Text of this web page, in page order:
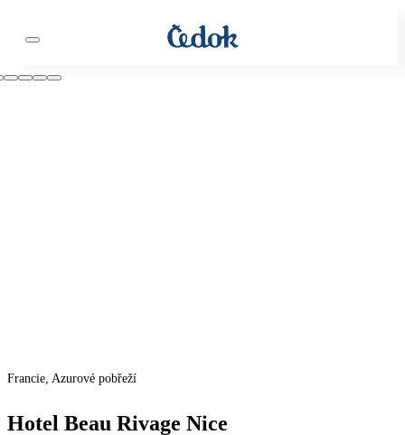
Francie, Azurové pobřeží
Hotel Beau Rivage Nice